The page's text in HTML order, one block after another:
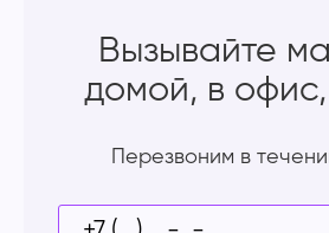
Вызывайте
домой, в
Перезвоним в